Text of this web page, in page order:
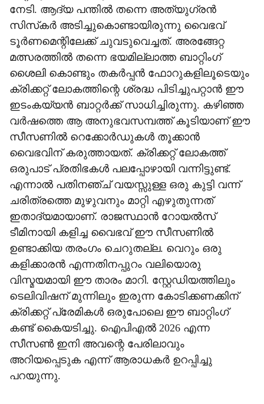
നേടി. ആദ്യ പന്തിൽ തന്നെ അത്യുഗ്രൻ
സിസ്‌കർ അടിച്ചുകൊണ്ടായിരുന്നു വൈഭവ്
ടൂർണമെന്റിലേക്ക് ചുവടുവെച്ചത്. അരങ്ങേറ്റ
മത്സരത്തിൽ തന്നെ ഭയമില്ലാത്ത ബാറ്റിംഗ്
ശൈലി കൊണ്ടും തകർപ്പൻ ഫോറുകളിലൂടെയും
ക്രിക്കറ്റ് ലോകത്തിന്റെ ശ്രദ്ധ പിടിച്ചുപറ്റാൻ ഈ
ഇടംകയ്യൻ ബാറ്റർക്ക് സാധിച്ചിരുന്നു. കഴിഞ്ഞ
വർഷത്തെ ആ അനുഭവസമ്പത്ത് കൂടിയാണ് ഈ
സീസണിൽ റെക്കോർഡുകൾ തൂക്കാൻ
വൈഭവിന് കരുത്തായത്. ക്രിക്കറ്റ് ലോകത്ത്
ഒരുപാട് പ്രതിഭകൾ പലപ്പോഴായി വന്നിട്ടുണ്ട്.
എന്നാൽ പതിനഞ്ച് വയസ്സുള്ള ഒരു കുട്ടി വന്ന്
ചരിത്രത്തെ മുഴുവനും മാറ്റി എഴുതുന്നത്
ഇതാദ്യമായാണ്. രാജസ്ഥാൻ റോയൽസ്
ടീമിനായി കളിച്ച വൈഭവ് ഈ സീസണിൽ
ഉണ്ടാക്കിയ തരംഗം ചെറുതല്ല. വെറും ഒരു
കളിക്കാരൻ എന്നതിനപ്പുറം വലിയൊരു
വിസ്മയമായി ഈ താരം മാറി. സ്റ്റേഡിയത്തിലും
ടെലിവിഷന് മുന്നിലും ഇരുന്ന കോടിക്കണക്കിന്
ക്രിക്കറ്റ് പ്രേമികൾ ഒരുപോലെ ഈ ബാറ്റിംഗ്
കണ്ട് കൈയടിച്ചു. ഐപിഎൽ 2026 എന്ന
സീസൺ ഇനി അവന്റെ പേരിലാവും
അറിയപ്പെടുക എന്ന് ആരാധകർ ഉറപ്പിച്ചു
പറയുന്നു.